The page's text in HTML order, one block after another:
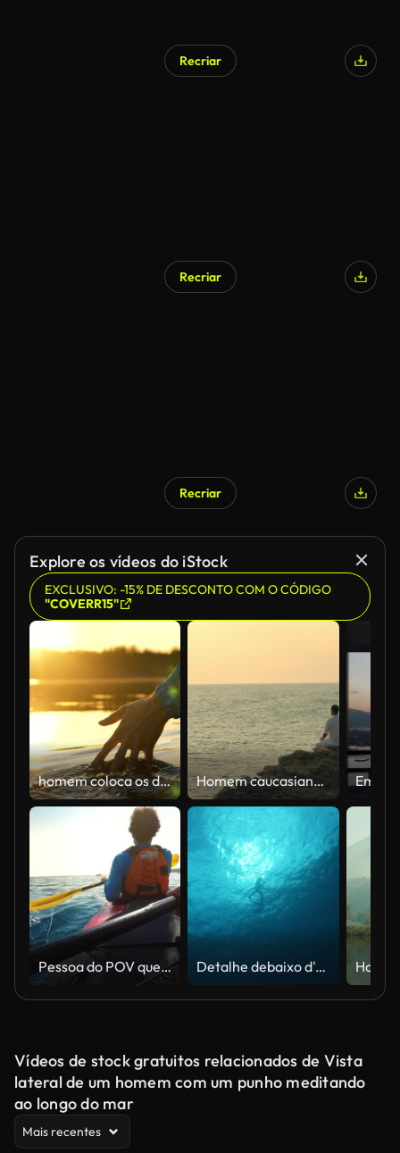
Recriar
Recriar
Recriar
Explore os vídeos do iStock
EXCLUSIVO: -15% DE DESCONTO COM O CÓDIGO
"COVERR15"
homem coloca os dedos para baixo lago caiaque contra o pano de fundo do pôr do sol dourado, unidade harmonia natureza Homem caucasiano 4K praticando meditação com o oceano na colina costeira ao pôr do sol de verão.
Pessoa do POV que rema em um caiaque em tandem do mar em um dia ensolarado Detalhe debaixo d'água de um mergulhador nadando no oceano
Vídeos de stock gratuitos relacionados de Vista
lateral de um homem com um punho meditando
ao longo do mar
Mais recentes